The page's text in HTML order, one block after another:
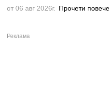
от 06 авг 2026г. Прочети повече